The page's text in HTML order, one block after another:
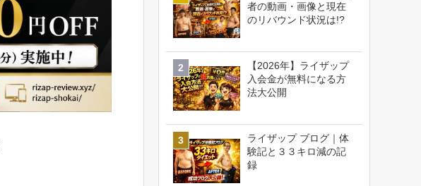
者の動画・画像と現在
のリバウンド状況は!?
【2026年】ライザップ
入会金が無料になる方
法大公開
ライザップ ブログ｜体
験記と３３キロ減の記
録